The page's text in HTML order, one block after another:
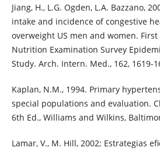
Jiang, H., L.G. Ogden, L.A. Bazzano,
intake and incidence of congestive
overweight US men and women.
Nutrition Examination Survey
Study. Arch. Intern. Med., 162, 1619-
Kaplan, N.M., 1994. Primary
special populations and evaluation.
6th Ed., Williams and Wilkins,
Lamar, V., M. Hill, 2002; Estrategias